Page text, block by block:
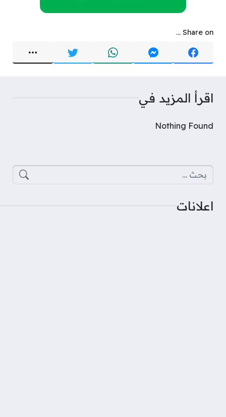
Share on ...
اقرأ المزيد في
Nothing Found
البحث عن:
اعلانات